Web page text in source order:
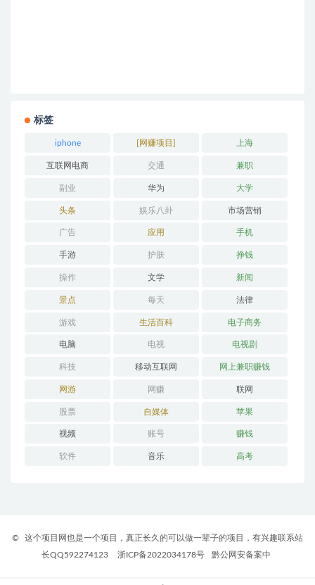
标签
iphone [网赚项目] 上海
互联网电商 交通 兼职
副业 华为 大学
头条 娱乐八卦 市场营销
广告 应用 手机
手游 护肤 挣钱
操作 文学 新闻
景点 每天 法律
游戏 生活百科 电子商务
电脑 电视 电视剧
科技 移动互联网 网上兼职赚钱
网游 网赚 联网
股票 自媒体 苹果
视频 账号 赚钱
软件 音乐 高考
©
这个项目网也是一个项目，真正长久的可以做一辈子的项目，有兴趣联系站
长QQ592274123
浙ICP备2022034178号 黔公网安备案中